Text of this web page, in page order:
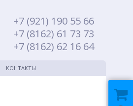
+7 (921) 190 55 66
+7 (8162) 61 73 73
+7 (8162) 62 16 64
КОНТАКТЫ